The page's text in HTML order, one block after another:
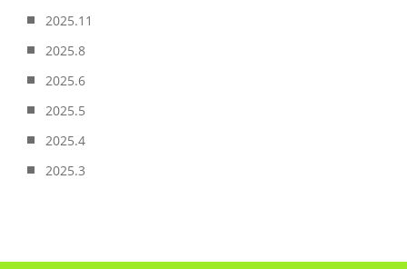
2025.11
2025.8
2025.6
2025.5
2025.4
2025.3